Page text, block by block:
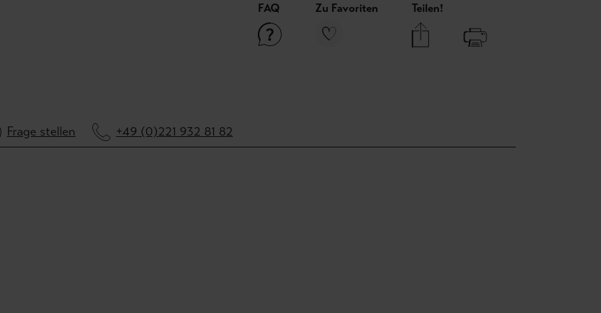
FAQ Zu Favoriten Teilen!
Frage stellen +49 (0)221 932 81 82